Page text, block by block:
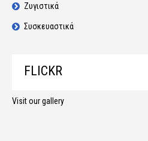
Ζυγιστικά
Συσκευαστικά
FLICKR
Visit our gallery